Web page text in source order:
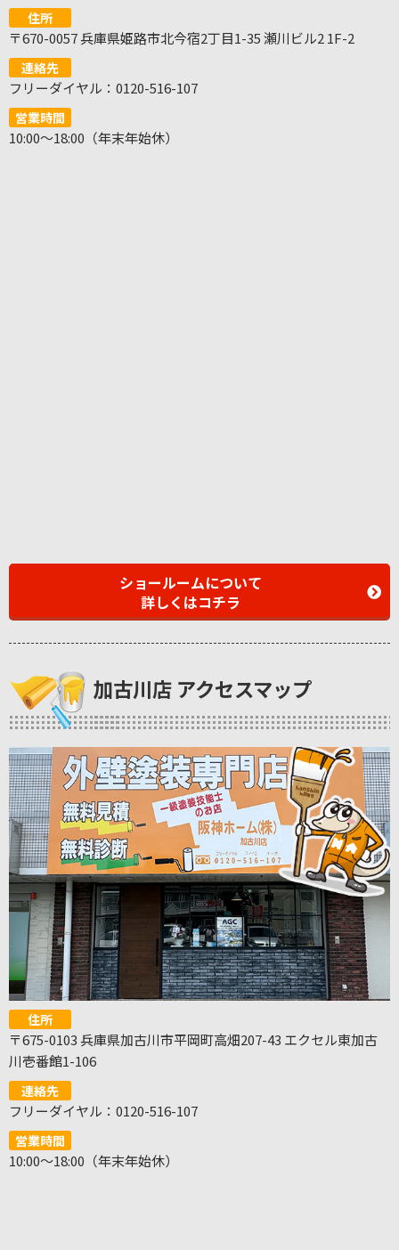
住所
〒670-0057 兵庫県姫路市北今宿2丁目1-35 瀬川ビル2 1F-2
連絡先
フリーダイヤル：0120-516-107
営業時間
10:00～18:00（年末年始休）
ショールームについて
詳しくはコチラ
加古川店 アクセスマップ
住所
〒675-0103 兵庫県加古川市平岡町高畑207-43 エクセル東加古
川壱番館1-106
連絡先
フリーダイヤル：0120-516-107
営業時間
10:00～18:00（年末年始休）